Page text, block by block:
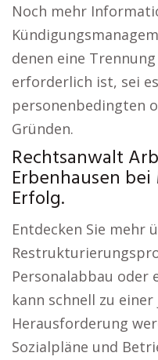
Noch mehr
denen eine
erforderlich ist, sei
personenbedingten
Gründen.
Rechtsanwalt
Erbenhausen
Erfolg.
Entdecken Sie mehr
Personalabbau
kann schnell zu
Herausforderung
Sozialpläne und